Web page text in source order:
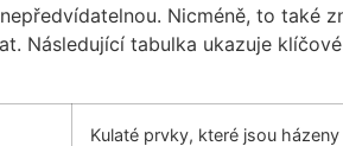
Nicméně, to také
Následující tabulka ukazuje
Kulaté prvky, které jsou